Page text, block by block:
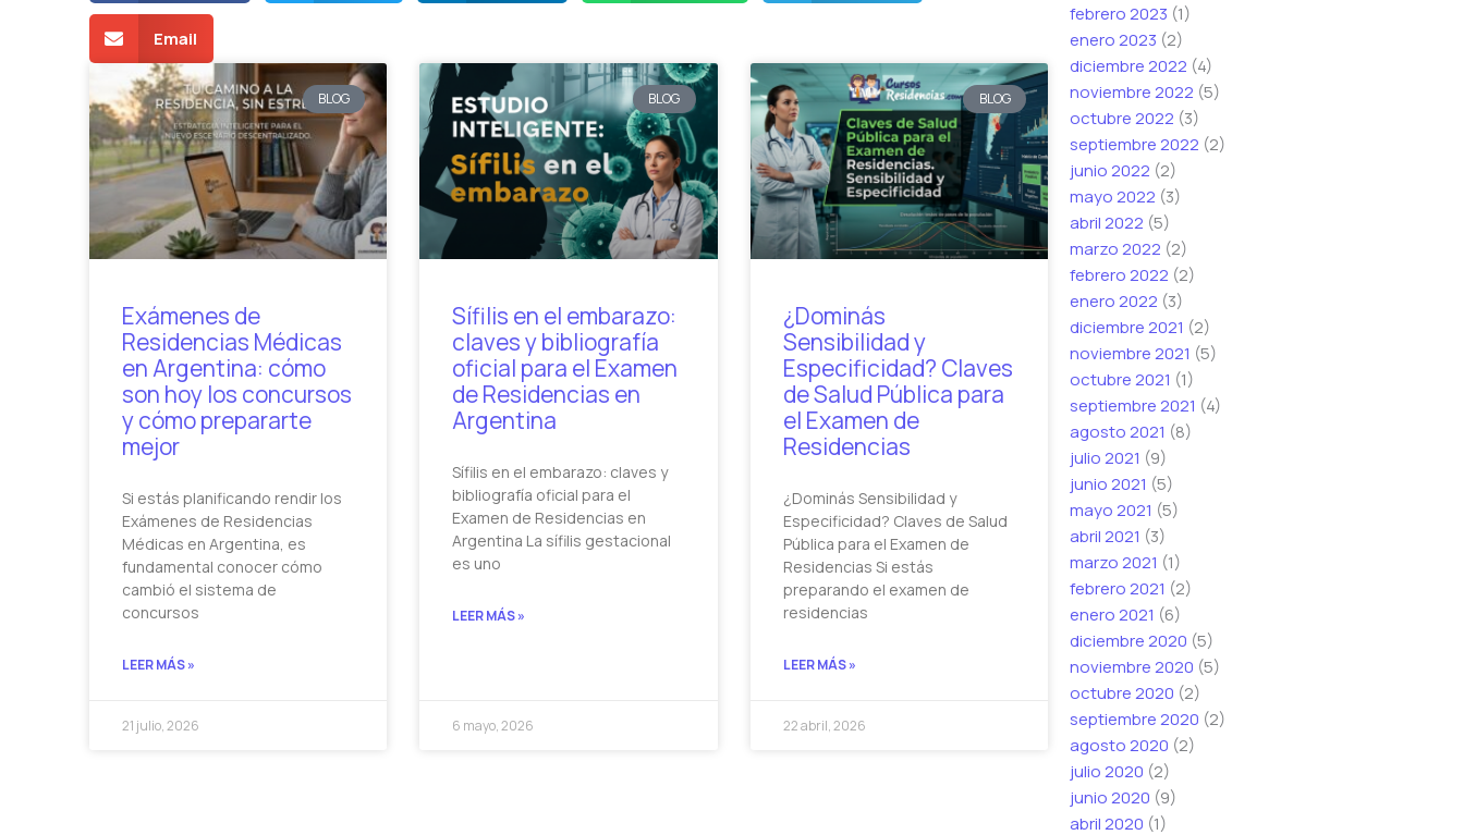
Email
BLOG
Exámenes de
Residencias Médicas
en Argentina: cómo
son hoy los concursos
y cómo prepararte
mejor
Si estás planificando rendir los
Exámenes de Residencias
Médicas en Argentina, es
fundamental conocer cómo
cambió el sistema de
concursos
LEER MÁS »
21 julio, 2026
BLOG
Sífilis en el embarazo:
claves y bibliografía
oficial para el Examen
de Residencias en
Argentina
Sífilis en el embarazo: claves y
bibliografía oficial para el
Examen de Residencias en
Argentina La sífilis gestacional
es uno
LEER MÁS »
6 mayo, 2026
BLOG
¿Dominás
Sensibilidad y
Especificidad? Claves
de Salud Pública para
el Examen de
Residencias
¿Dominás Sensibilidad y
Especificidad? Claves de Salud
Pública para el Examen de
Residencias Si estás
preparando el examen de
residencias
LEER MÁS »
22 abril, 2026
febrero 2023 (1)
enero 2023 (2)
diciembre 2022 (4)
noviembre 2022 (5)
octubre 2022 (3)
septiembre 2022 (2)
junio 2022 (2)
mayo 2022 (3)
abril 2022 (5)
marzo 2022 (2)
febrero 2022 (2)
enero 2022 (3)
diciembre 2021 (2)
noviembre 2021 (5)
octubre 2021 (1)
septiembre 2021 (4)
agosto 2021 (8)
julio 2021 (9)
junio 2021 (5)
mayo 2021 (5)
abril 2021 (3)
marzo 2021 (1)
febrero 2021 (2)
enero 2021 (6)
diciembre 2020 (5)
noviembre 2020 (5)
octubre 2020 (2)
septiembre 2020 (2)
agosto 2020 (2)
julio 2020 (2)
junio 2020 (9)
abril 2020 (1)